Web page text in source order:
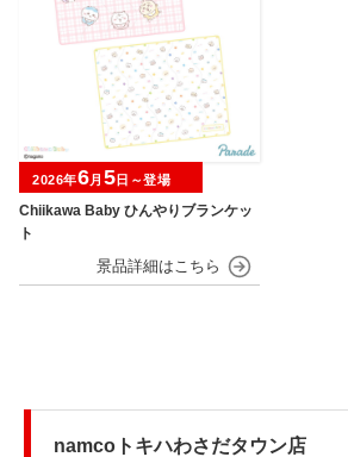
Chiikawa Baby ひんやりブランケッ
ト
2026年6月 5 日～登場
namcoトキハわさだタウン店